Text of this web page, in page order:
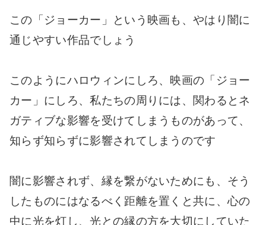
この「ジョーカー」という映画も、やはり闇に
通じやすい作品でしょう
このようにハロウィンにしろ、映画の「ジョー
カー」にしろ、私たちの周りには、関わるとネ
ガティブな影響を受けてしまうものがあって、
知らず知らずに影響されてしまうのです
闇に影響されず、縁を繋がないためにも、そう
したものにはなるべく距離を置くと共に、心の
中に光を灯し、光との縁の方を大切にしていた